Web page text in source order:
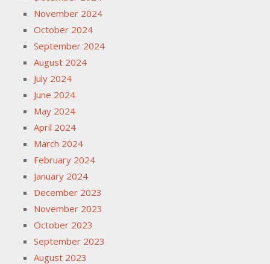
November 2024
October 2024
September 2024
August 2024
July 2024
June 2024
May 2024
April 2024
March 2024
February 2024
January 2024
December 2023
November 2023
October 2023
September 2023
August 2023